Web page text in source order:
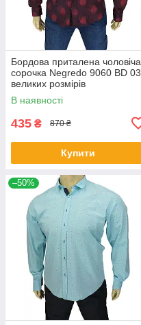
Бордова приталена чоловіча
сорочка Negredo 9060 BD 03
великих розмірів
В наявності
435 ₴ 870 ₴
Купити
–50%